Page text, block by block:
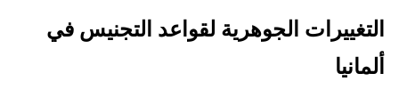
التغييرات الجوهرية لقواعد التجنيس في
ألمانيا